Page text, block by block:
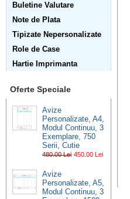
Buletine Valutare
Note de Plata
Tipizate Nepersonalizate
Role de Case
Hartie Imprimanta
Oferte Speciale
Avize
Personalizate, A4,
Modul Continuu, 3
Exemplare, 750
Serii, Cutie
480.00 Lei 450.00 Lei
Avize
Personalizate, A5,
Modul Continuu, 3